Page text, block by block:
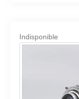
Indisponible